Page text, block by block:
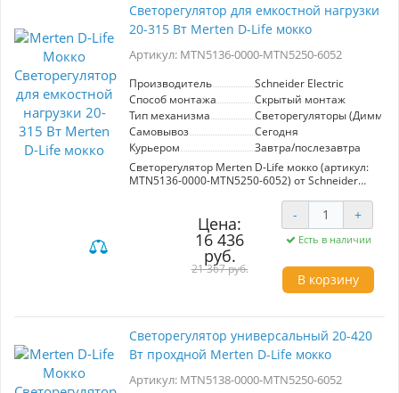
гармонично вписывается в разнообразные
интерьерные стили, добавляя нотку
эксплуатации позволяет быстро
существующую систему управления
освещением. Merten D-Life — это надежный
выбор для тех, кто ценит современный дизайн
и функциональность в одном устройстве.
Светорегулятор для емкостной нагрузки
20-315 Вт Merten D-Life мокко
Артикул: MTN5136-0000-MTN5250-6052
Производитель
Schneider Electric
Способ монтажа
Скрытый монтаж
Тип механизма
Светорегуляторы
Самовывоз
Сегодня
Курьером
Завтра/послезавтра
Светорегулятор Merten D-Life мокко (артикул:
MTN5136-0000-MTN5250-6052) от Schneider
емкостной нагрузкой мощностью от 20 до 315
Вт. Эта модель отличается современным
дизайном, который гармонично вписывается в
любой интерьер, и обеспечивает удобное
регулирование яркости света. Преимущества
данного светорегулятора включают простоту
установки и эксплуатации, а также высокую
различными типами освещения, что делает
его универсальным решением для жилых и
коммерческих помещений. Merten D-Life также
обеспечивает защиту от перегрузок и
безопасность использования. Элегантная
Цена:
16 436
руб.
21 367 руб.
- +
Есть в наличии
В корзину
Светорегулятор универсальный 20-420
Вт прохдной Merten D-Life мокко
Артикул: MTN5138-0000-MTN5250-6052